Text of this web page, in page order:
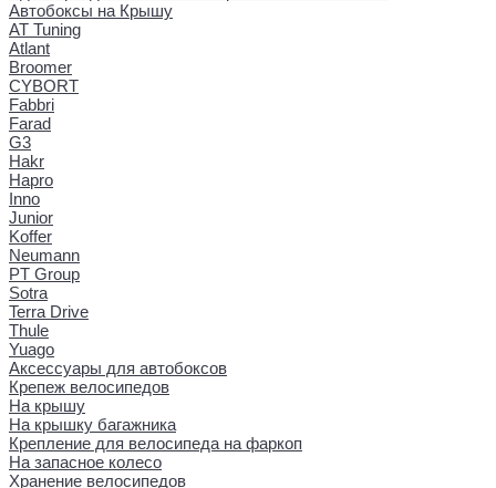
Автобоксы на Крышу
AT Tuning
Atlant
Broomer
CYBORT
Fabbri
Farad
G3
Hakr
Hapro
Inno
Junior
Koffer
Neumann
PT Group
Sotra
Terra Drive
Thule
Yuago
Аксессуары для автобоксов
Крепеж велосипедов
На крышу
На крышку багажника
Крепление для велосипеда на фаркоп
На запасное колесо
Хранение велосипедов